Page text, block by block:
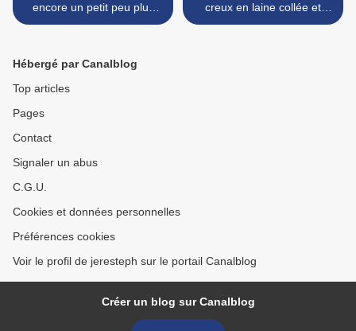
encore un petit peu plus
mon sapin "nature" réalisé
creux en laine collée et
l’illuminer pour décorer la
Hébergé par Canalblog
Top articles
Pages
Contact
Signaler un abus
C.G.U.
Cookies et données personnelles
Préférences cookies
Voir le profil de jeresteph sur le portail Canalblog
Créer un blog sur Canalblog